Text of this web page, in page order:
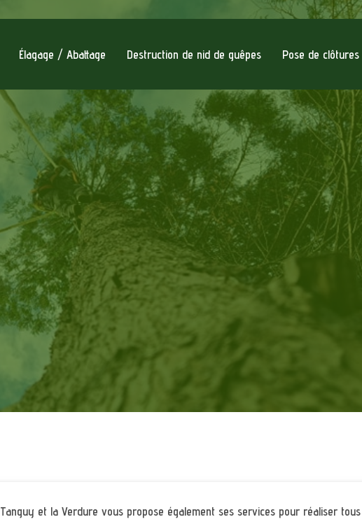
Élagage / Abattage Destruction de nid de guêpes Pose de clôtures
Tanguy et la Verdure vous propose également ses services pour réaliser